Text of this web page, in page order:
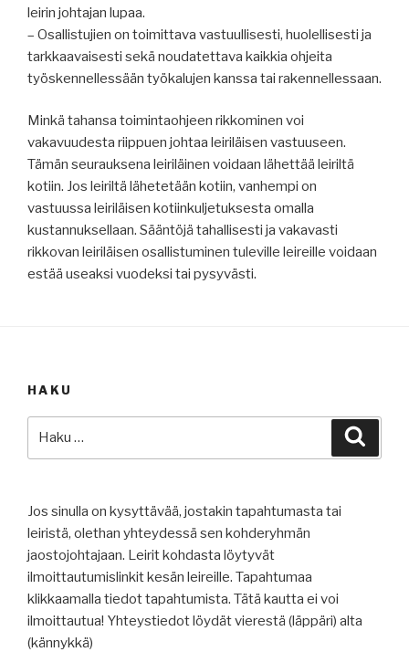
leirin johtajan lupaa.
– Osallistujien on toimittava vastuullisesti, huolellisesti ja
tarkkaavaisesti sekä noudatettava kaikkia ohjeita
työskennellessään työkalujen kanssa tai rakennellessaan.
Minkä tahansa toimintaohjeen rikkominen voi
vakavuudesta riippuen johtaa leiriläisen vastuuseen.
Tämän seurauksena leiriläinen voidaan lähettää leiriltä
kotiin. Jos leiriltä lähetetään kotiin, vanhempi on
vastuussa leiriläisen kotiinkuljetuksesta omalla
kustannuksellaan. Sääntöjä tahallisesti ja vakavasti
rikkovan leiriläisen osallistuminen tuleville leireille voidaan
estää useaksi vuodeksi tai pysyvästi.
HAKU
Jos sinulla on kysyttävää, jostakin tapahtumasta tai
leiristä, olethan yhteydessä sen kohderyhmän
jaostojohtajaan. Leirit kohdasta löytyvät
ilmoittautumislinkit kesän leireille. Tapahtumaa
klikkaamalla tiedot tapahtumista. Tätä kautta ei voi
ilmoittautua! Yhteystiedot löydät vierestä (läppäri) alta
(kännykkä)